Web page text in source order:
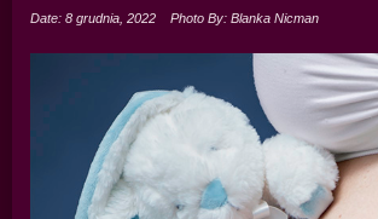
Date: 8 grudnia, 2022 Photo By: Blanka Nicman